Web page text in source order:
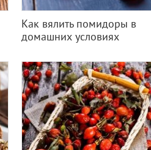
Как вялить помидоры в
домашних условиях